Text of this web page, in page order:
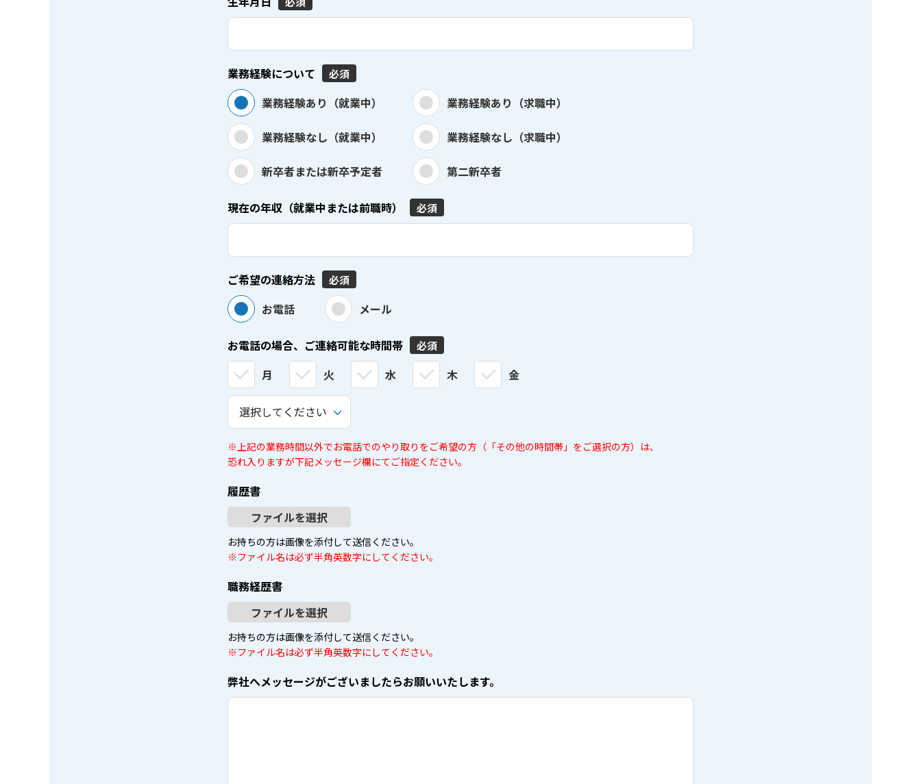
業務経験について 必須
業務経験あり（就業中） 業務経験あり（求職中）
業務経験なし（就業中） 業務経験なし（求職中）
新卒者または新卒予定者 第二新卒者
現在の年収（就業中または前職時） 必須
ご希望の連絡方法 必須
お電話 メール
お電話の場合、ご連絡可能な時間帯 必須
月 火 水 木 金
※上記の業務時間以外でお電話でのやり取りをご希望の方（「その他の時間帯」をご選択の方）は、
恐れ入りますが下記メッセージ欄にてご指定ください。
履歴書
ファイルを選択
お持ちの方は画像を添付して送信ください。
※ファイル名は必ず半角英数字にしてください。
職務経歴書
ファイルを選択
お持ちの方は画像を添付して送信ください。
※ファイル名は必ず半角英数字にしてください。
弊社へメッセージがございましたらお願いいたします。